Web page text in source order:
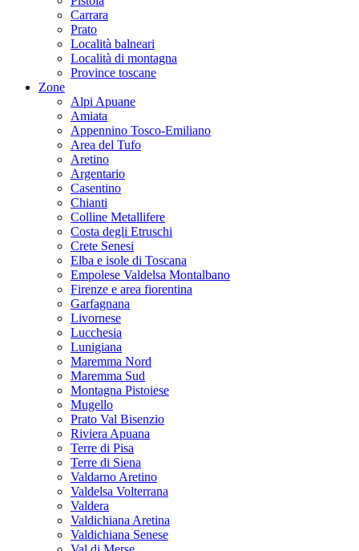
Carrara
Prato
Località balneari
Località di montagna
Province toscane
Zone
Alpi Apuane
Amiata
Appennino Tosco-Emiliano
Area del Tufo
Aretino
Argentario
Casentino
Chianti
Colline Metallifere
Costa degli Etruschi
Crete Senesi
Elba e isole di Toscana
Empolese Valdelsa Montalbano
Firenze e area fiorentina
Garfagnana
Livornese
Lucchesia
Lunigiana
Maremma Nord
Maremma Sud
Montagna Pistoiese
Mugello
Prato Val Bisenzio
Riviera Apuana
Terre di Pisa
Terre di Siena
Valdarno Aretino
Valdelsa Volterrana
Valdera
Valdichiana Aretina
Valdichiana Senese